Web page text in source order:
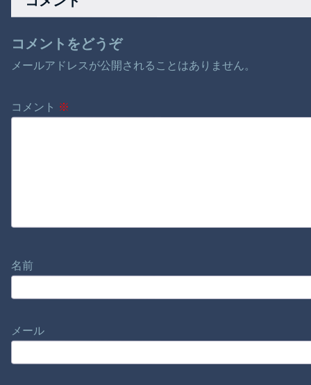
コメントをどうぞ
メールアドレスが公開されることはありません。
コメント ※
名前
メール